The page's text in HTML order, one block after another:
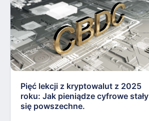
Pięć lekcji z kryptowalut z 2025
roku: Jak pieniądze cyfrowe stały
się powszechne.